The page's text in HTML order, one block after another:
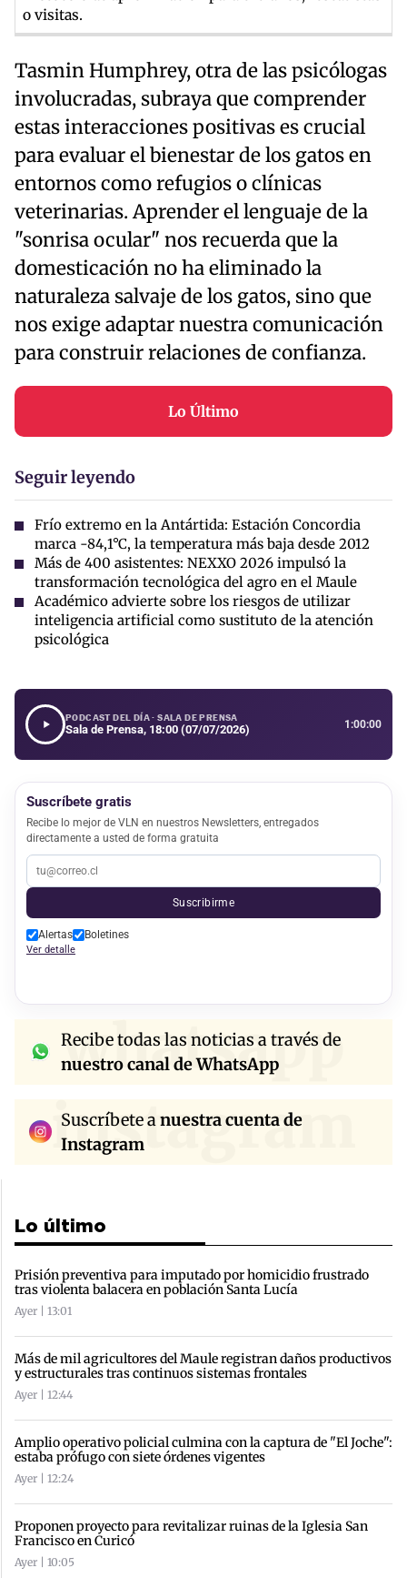
o visitas.
Tasmin Humphrey, otra de las psicólogas
involucradas, subraya que comprender
estas interacciones positivas es crucial
para evaluar el bienestar de los gatos en
entornos como refugios o clínicas
veterinarias. Aprender el lenguaje de la
"sonrisa ocular" nos recuerda que la
domesticación no ha eliminado la
naturaleza salvaje de los gatos, sino que
nos exige adaptar nuestra comunicación
para construir relaciones de confianza.
Lo Último
Seguir leyendo
Frío extremo en la Antártida: Estación Concordia
marca -84,1°C, la temperatura más baja desde 2012
Más de 400 asistentes: NEXXO 2026 impulsó la
transformación tecnológica del agro en el Maule
Académico advierte sobre los riesgos de utilizar
inteligencia artificial como sustituto de la atención
psicológica
PODCAST DEL DÍA · SALA DE PRENSA
Sala de Prensa, 18:00 (07/07/2026) 1:00:00
Suscríbete gratis
Recibe lo mejor de VLN en nuestros Newsletters, entregados
directamente a usted de forma gratuita
Suscribirme
Alertas Boletines
Ver detalle
whatsapp
Recibe todas las noticias a través de
nuestro canal de WhatsApp
instagram
Suscríbete anuestra cuenta de
Instagram
Lo último
Prisión preventiva para imputado por homicidio frustrado
tras violenta balacera en población Santa Lucía
Ayer | 13:01
Más de mil agricultores del Maule registran daños productivos
y estructurales tras continuos sistemas frontales
Ayer | 12:44
Amplio operativo policial culmina con la captura de "El Joche":
estaba prófugo con siete órdenes vigentes
Ayer | 12:24
Proponen proyecto para revitalizar ruinas de la Iglesia San
Francisco en Curicó
Ayer | 10:05